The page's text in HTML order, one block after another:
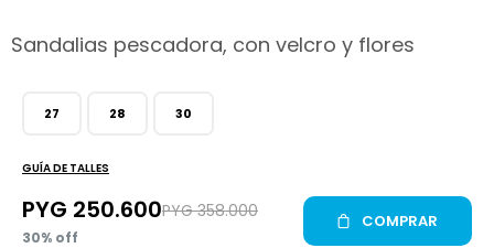
Sandalias pescadora, con velcro y flores
27 28 30
GUÍA DE TALLES
PYG 250.600PYG 358.000
30
COMPRAR